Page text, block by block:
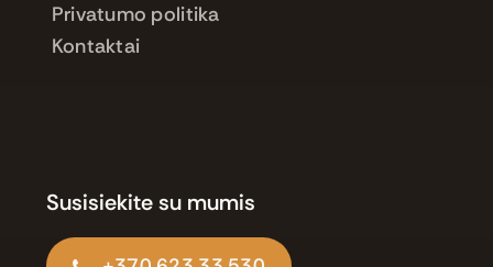
Privatumo politika
Kontaktai
Susisiekite su mumis